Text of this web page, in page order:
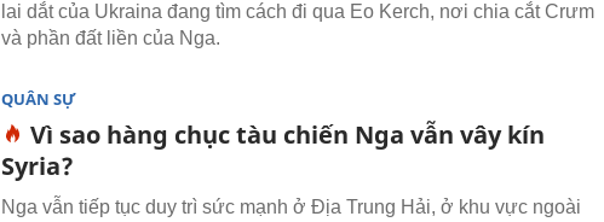
lai dắt của Ukraina đang tìm cách đi qua Eo Kerch, nơi chia cắt Crưm
và phần đất liền của Nga.
QUÂN SỰ
Vì sao hàng chục tàu chiến Nga vẫn vây kín
Syria?
Nga vẫn tiếp tục duy trì sức mạnh ở Địa Trung Hải, ở khu vực ngoài